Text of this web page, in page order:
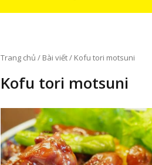
Trang chủ / Bài viết/ Kofu tori motsuni
Kofu tori motsuni